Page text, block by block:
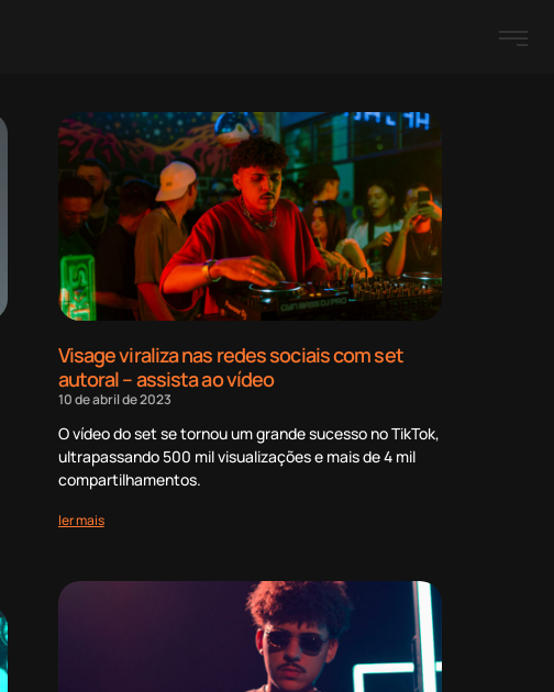
Visage viraliza nas redes sociais com set
autoral – assista ao vídeo
10 de abril de 2023
O vídeo do set se tornou um grande sucesso no TikTok,
ultrapassando 500 mil visualizações e mais de 4 mil
compartilhamentos.
ler mais